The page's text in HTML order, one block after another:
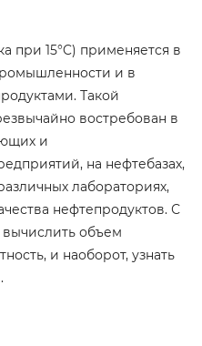
при 15°C) применяется в
и в
Такой
востребован в
и
на нефтебазах,
лабораториях,
нефтепродуктов. С
объем
и наоборот, узнать